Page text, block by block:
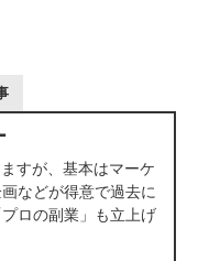
すが、基本はマーケ
などが得意で過去に
ロの副業」も立上げ